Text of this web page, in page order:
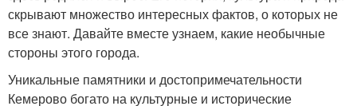
скрывают множество интересных фактов, о которых не
все знают. Давайте вместе узнаем, какие необычные
стороны этого города.
Уникальные памятники и достопримечательности
Кемерово богато на культурные и исторические